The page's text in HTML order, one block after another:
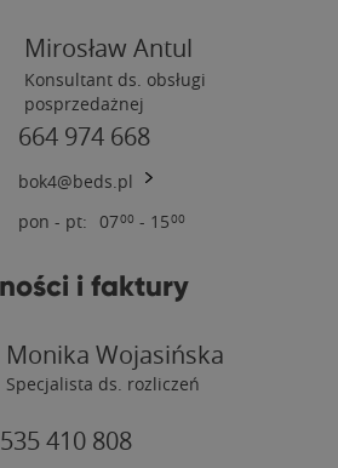
Mirosław Antul
Konsultant ds. obsługi
posprzedażnej
664 974 668
bok4@beds.pl
pon - pt: 0700 - 1500
i faktury
Monika Wojasińska
Specjalista ds. rozliczeń
535 410 808